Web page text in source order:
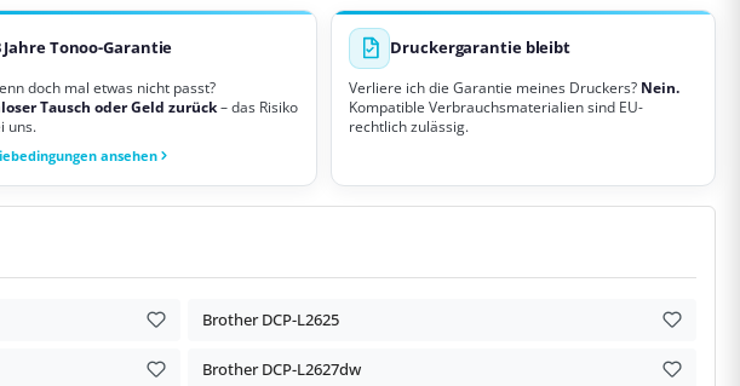
Jahre Tonoo-Garantie
doch mal etwas nicht passt?
Tausch oder Geld zurück– das Risiko
uns.
ansehen
Druckergarantie bleibt
Verliere ich die Garantie meines Druckers? Nein.
Kompatible Verbrauchsmaterialien sind EU-
rechtlich zulässig.
Brother DCP-L2625
Brother DCP-L2627dw